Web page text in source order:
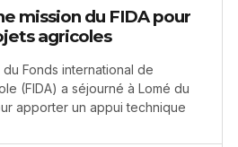
mission du FIDA pour
agricoles
Fonds international de
(FIDA) a séjourné à Lomé du
apporter un appui technique